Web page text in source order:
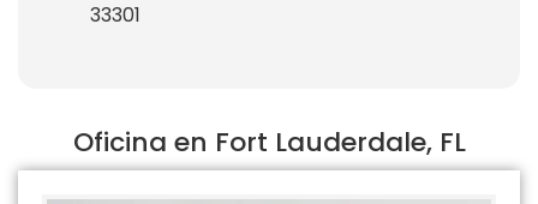
33301
Oficina en Fort Lauderdale, FL